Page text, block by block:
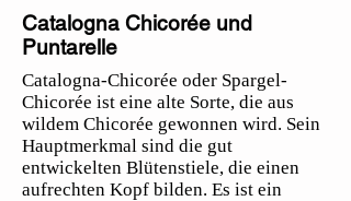
Catalogna Chicorée und
Puntarelle
Catalogna-Chicorée oder Spargel-
Chicorée ist eine alte Sorte, die aus
wildem Chicorée gewonnen wird. Sein
Hauptmerkmal sind die gut
entwickelten Blütenstiele, die einen
aufrechten Kopf bilden. Es ist ein